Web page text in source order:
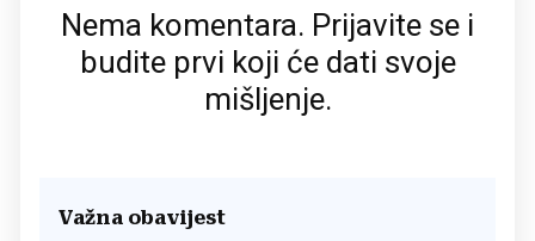
Nema komentara. Prijavite se i
budite prvi koji će dati svoje
mišljenje.
Važna obavijest